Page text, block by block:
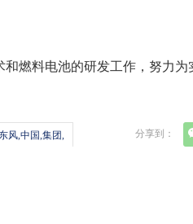
和燃料电池的研发工作，努力
分享到：
风,中国,集团,